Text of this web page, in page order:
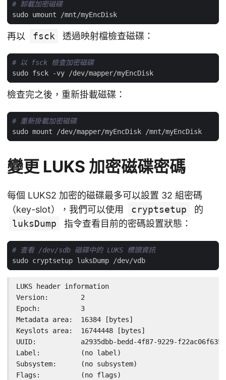
# 卸載加密磁碟
再以 fsck 透過映射檔檢查磁碟：
# 以 fsck 檢查加密磁碟
檢查完之後，重新掛載磁碟：
# 重新掛載加密磁碟
變更 LUKS 加密磁碟密碼
每個 LUKS2 加密的磁碟最多可以設置 32 組密碼
（key-slot），我們可以使用
cryptsetup
的
luksDump
指令查看目前的密碼設置狀態：
# 查看 /dev/sdb 磁碟中的 LUKS 標頭資訊
LUKS header information
Version:        2
Epoch:          3
Metadata area:  16384 [bytes]
Keyslots area:  16744448 [bytes]
UUID:           a2935dbb-bedd-4f87-9229-f22ac06f6350
Label:          (no label)
Subsystem:      (no subsystem)
Flags:          (no flags)